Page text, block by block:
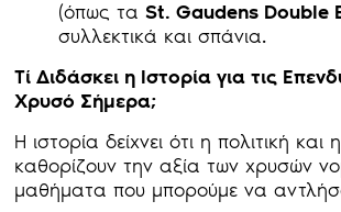
(όπως ταSt. Gaudens Double
συλλεκτικά και σπάνια.
Τί Διδάσκει η Ιστορία για τις
Χρυσό Σήμερα;
Η ιστορία δείχνει ότι η πολιτική και
καθορίζουν την αξία των χρυσών
μαθήματα που μπορούμε να